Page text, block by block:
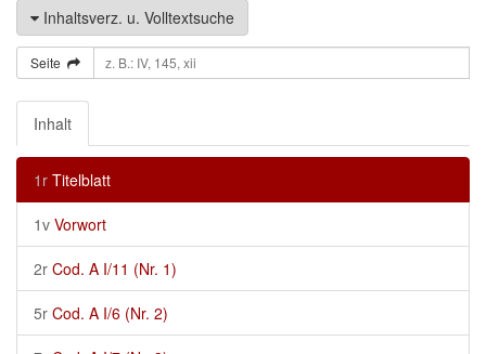
Inhaltsverz. u. Volltextsuche
Seite
Inhalt
1r Titelblatt
1v Vorwort
2r Cod. A I/11 (Nr. 1)
5r Cod. A I/6 (Nr. 2)